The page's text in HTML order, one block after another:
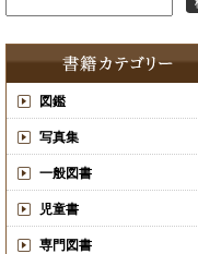
図鑑
写真集
一般図書
児童書
専門図書